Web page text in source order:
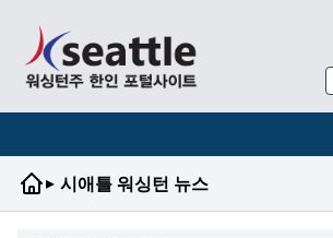
▸ 시애틀 워싱턴 뉴스